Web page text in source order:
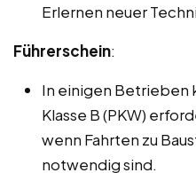
Erlernen neuer
Führerschein:
In einigen Betrieben
Klasse B (PKW)
wenn Fahrten zu
notwendig sind.